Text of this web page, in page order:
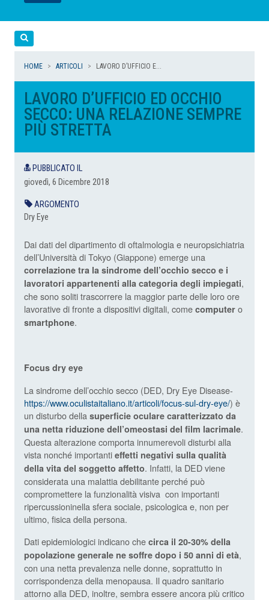
LEGGI
LEGGI
LEGGI
LEGGI
HOME ARTICOLI LAVORO D’UFFICIO E...
LAVORO D’UFFICIO ED OCCHIO
SECCO: UNA RELAZIONE SEMPRE
PIÙ STRETTA
PUBBLICATO IL
giovedì, 6 Dicembre 2018
ARGOMENTO
Dry Eye
Dai dati del dipartimento di oftalmologia e neuropsichiatria
dell’Università di Tokyo (Giappone) emerge una
correlazione tra la sindrome dell’occhio secco e i
lavoratori appartenenti alla categoria degli impiegati,
che sono soliti trascorrere la maggior parte delle loro ore
lavorative di fronte a dispositivi digitali, come computer o
smartphone.
Focus dry eye
La sindrome dell’occhio secco (DED, Dry Eye Disease-
https://www.oculistaitaliano.it/articoli/focus-sul-dry-eye/) è
un disturbo della superficie oculare caratterizzato da
una netta riduzione dell’omeostasi del film lacrimale.
Questa alterazione comporta innumerevoli disturbi alla
vista nonché importanti effetti negativi sulla qualità
della vita del soggetto affetto. Infatti, la DED viene
considerata una malattia debilitante perché può
compromettere la funzionalità visiva con importanti
ripercussioninella sfera sociale, psicologica e, non per
ultimo, fisica della persona.
Dati epidemiologici indicano che circa il 20-30% della
popolazione generale ne soffre dopo i 50 anni di età,
con una netta prevalenza nelle donne, soprattutto in
corrispondenza della menopausa. Il quadro sanitario
attorno alla DED, inoltre, sembra essere ancora più critico